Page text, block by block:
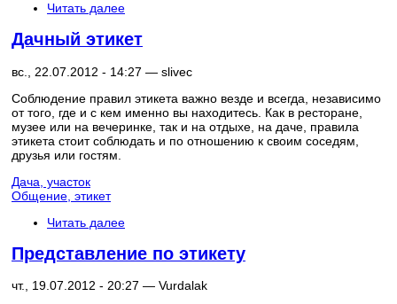
Читать далее
Дачный этикет
вс., 22.07.2012 - 14:27 — slivec
Соблюдение правил этикета важно везде и всегда, независимо
от того, где и с кем именно вы находитесь. Как в ресторане,
музее или на вечеринке, так и на отдыхе, на даче, правила
этикета стоит соблюдать и по отношению к своим соседям,
друзья или гостям.
Дача, участок
Общение, этикет
Читать далее
Представление по этикету
чт., 19.07.2012 - 20:27 — Vurdalak